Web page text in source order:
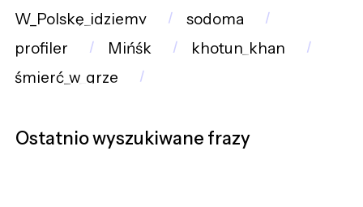
W_Polskę_idziemy
sodoma
profiler
Mińśk
khotun_khan
śmierć_w_grze
Ostatnio wyszukiwane frazy